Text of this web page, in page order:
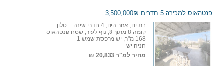
פנטהאוס למכירה 5 חדרים 3,500,000₪
בת ים, אזור הים, 4 חדרי שינה + סלון
קומה 8 מתוך 8, נוף לעיר, שטח פנטהאוס
168 מ"ר, יש מרפסת שמש 1
חניה יש
מחיר למ"ר 20,833 ₪